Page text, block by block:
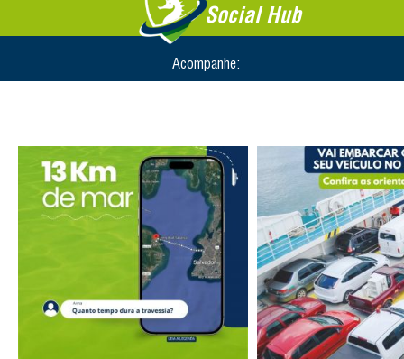
Social Hub
Acompanhe: